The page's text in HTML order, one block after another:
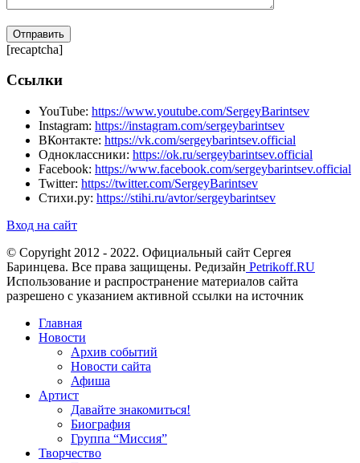
[recaptcha]
Ссылки
YouTube: https://www.youtube.com/SergeyBarintsev
Instagram: https://instagram.com/sergeybarintsev
ВКонтакте: https://vk.com/sergeybarintsev.official
Одноклассники: https://ok.ru/sergeybarintsev.official
Facebook: https://www.facebook.com/sergeybarintsev.official
Twitter: https://twitter.com/SergeyBarintsev
Стихи.ру: https://stihi.ru/avtor/sergeybarintsev
Вход на сайт
© Copyright 2012 - 2022. Официальный сайт Сергея
Баринцева. Все права защищены. Редизайн Petrikoff.RU
Использование и распространение материалов сайта
разрешено с указанием активной ссылки на источник
Главная
Новости
Архив событий
Новости сайта
Афиша
Артист
Давайте знакомиться!
Биография
Группа “Миссия”
Творчество